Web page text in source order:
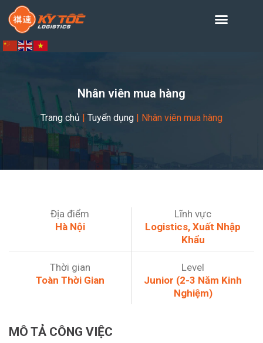
Nhân viên mua hàng
Trang chủ | Tuyển dụng | Nhân viên mua hàng
Địa điểm
Hà Nội
Lĩnh vực
Logistics, Xuất Nhập
Khẩu
Thời gian
Toàn Thời Gian
Level
Junior (2-3 Năm Kinh
Nghiệm)
MÔ TẢ CÔNG VIỆC